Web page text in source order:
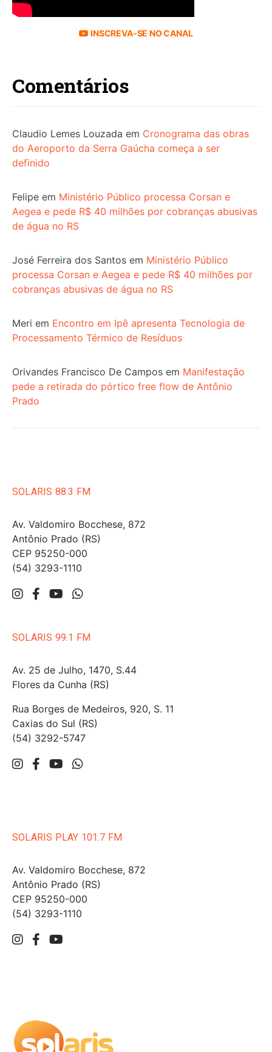
INSCREVA-SE NO CANAL
Comentários
Claudio Lemes Louzada em Cronograma das obras
do Aeroporto da Serra Gaúcha começa a ser
definido
Felipe em Ministério Público processa Corsan e
Aegea e pede R$ 40 milhões por cobranças abusivas
de água no RS
José Ferreira dos Santos em Ministério Público
processa Corsan e Aegea e pede R$ 40 milhões por
cobranças abusivas de água no RS
Meri em Encontro em Ipê apresenta Tecnologia de
Processamento Térmico de Resíduos
Orivandes Francisco De Campos em Manifestação
pede a retirada do pórtico free flow de Antônio
Prado
SOLARIS 88.3 FM
Av. Valdomiro Bocchese, 872
Antônio Prado (RS)
CEP 95250-000
(54) 3293-1110
SOLARIS 99.1 FM
Av. 25 de Julho, 1470, S.44
Flores da Cunha (RS)
Rua Borges de Medeiros, 920, S. 11
Caxias do Sul (RS)
(54) 3292-5747
SOLARIS PLAY 101.7 FM
Av. Valdomiro Bocchese, 872
Antônio Prado (RS)
CEP 95250-000
(54) 3293-1110